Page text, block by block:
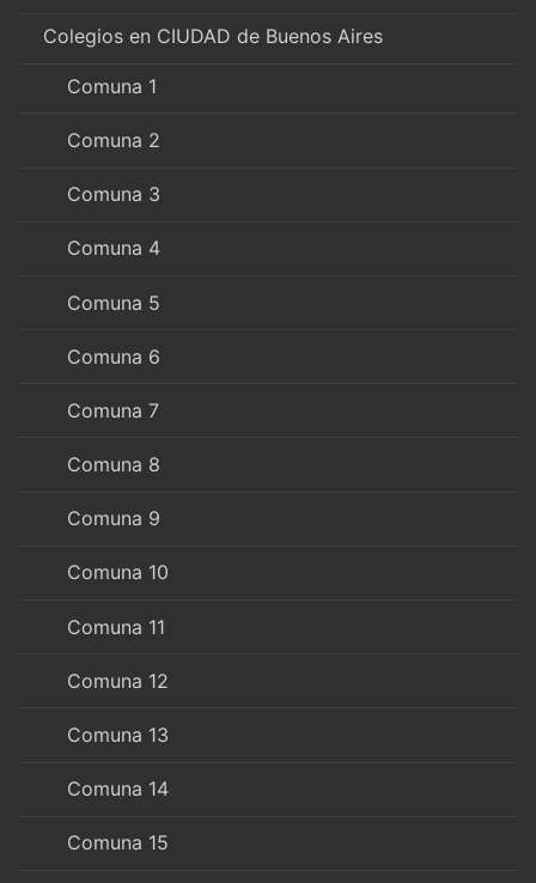
Colegios en CIUDAD de Buenos Aires
Comuna 1
Comuna 2
Comuna 3
Comuna 4
Comuna 5
Comuna 6
Comuna 7
Comuna 8
Comuna 9
Comuna 10
Comuna 11
Comuna 12
Comuna 13
Comuna 14
Comuna 15